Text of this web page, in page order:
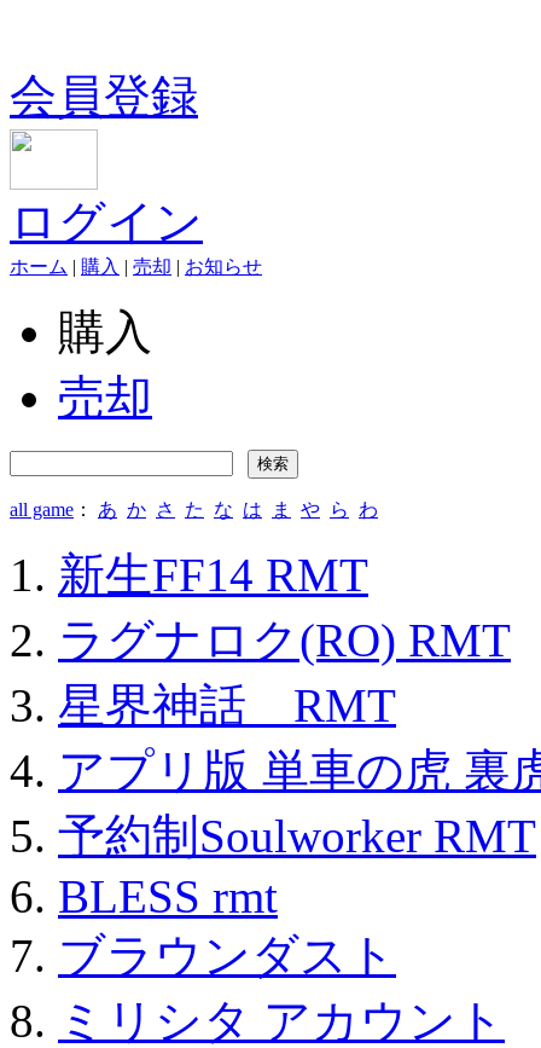
会員登録
ログイン
ホーム | 購入 | 売却 | お知らせ
購入
売却
all game ： あ か さ た な は ま や ら わ
新生FF14 RMT
ラグナロク(RO) RMT
星界神話 RMT
アプリ版 単車の虎 裏
予約制Soulworker RMT
BLESS rmt
ブラウンダスト
ミリシタ アカウント